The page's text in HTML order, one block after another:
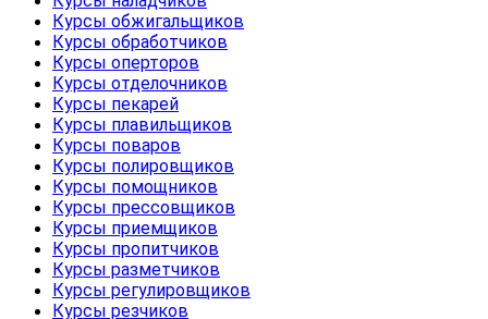
Курсы обжигальщиков
Курсы обработчиков
Курсы оперторов
Курсы отделочников
Курсы пекарей
Курсы плавильщиков
Курсы поваров
Курсы полировщиков
Курсы помощников
Курсы прессовщиков
Курсы приемщиков
Курсы пропитчиков
Курсы разметчиков
Курсы регулировщиков
Курсы резчиков